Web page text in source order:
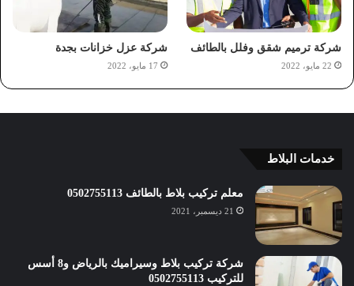
شركة ترميم شقق وفلل بالطائف
22 مايو، 2022
شركة عزل خزانات بجدة
17 مايو، 2022
خدمات البلاط
معلم تركيب بلاط بالطائف 0502755113
21 ديسمبر، 2021
شركة تركيب بلاط وسيراميك بالرياض و8 أسس
للتركيب 0502755113